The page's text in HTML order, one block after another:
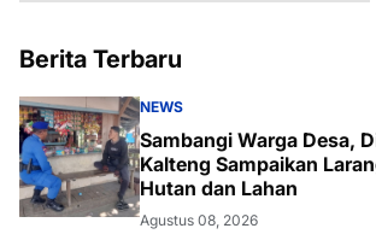
Berita Terbaru
NEWS
Sambangi Warga Desa,
Kalteng Sampaikan
Hutan dan Lahan
Agustus 08, 2026